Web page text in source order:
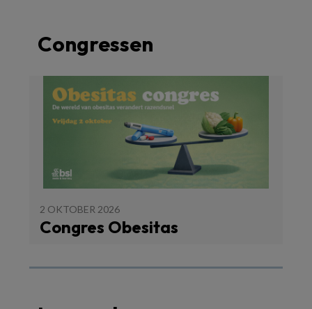
Congressen
2 OKTOBER 2026
Congres Obesitas